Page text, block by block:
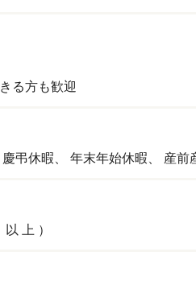
る方も歓迎
慶弔休暇、 年末年始休暇、 産前
以 上 ）